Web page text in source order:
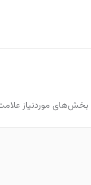
بخش‌های موردنیاز